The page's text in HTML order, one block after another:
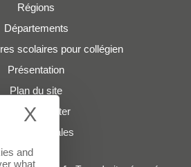
Régions
Départements
scolaires pour collégien
Présentation
Plan du site
Nous contacter
Mentions légales
and
what
X Hide cookie